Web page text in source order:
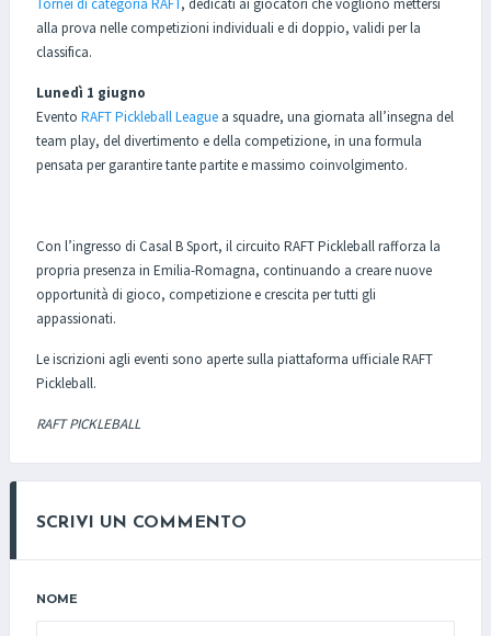
Tornei di categoria RAFT, dedicati ai giocatori che vogliono mettersi
alla prova nelle competizioni individuali e di doppio, validi per la
classifica.
Lunedì 1 giugno
Evento RAFT Pickleball League a squadre, una giornata all’insegna del
team play, del divertimento e della competizione, in una formula
pensata per garantire tante partite e massimo coinvolgimento.
Con l’ingresso di Casal B Sport, il circuito RAFT Pickleball rafforza la
propria presenza in Emilia-Romagna, continuando a creare nuove
opportunità di gioco, competizione e crescita per tutti gli
appassionati.
Le iscrizioni agli eventi sono aperte sulla piattaforma ufficiale RAFT
Pickleball.
RAFT PICKLEBALL
SCRIVI UN COMMENTO
NOME